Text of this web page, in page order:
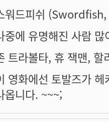
워드피쉬
중에 유명해진 사람
트라볼타, 휴 잭맨,
영화에선 토발즈가
옵니다. ~~~;